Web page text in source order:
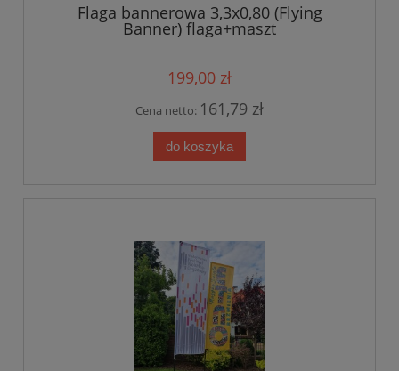
Flaga bannerowa 3,3x0,80 (Flying
Banner) flaga+maszt
199,00 zł
Cena netto: 161,79 zł
do koszyka